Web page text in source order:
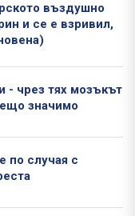
въздушно
и се е взривил,
- чрез тях мозъкът
значимо
по случая с